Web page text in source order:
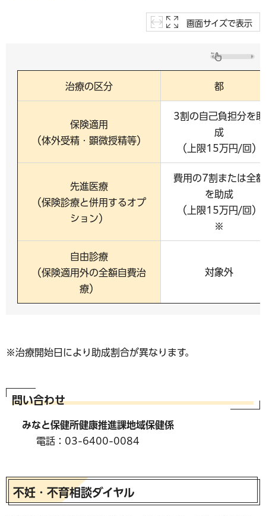
画面サイズで表示
治療の区分 都
保険適用
（体外受精・顕微授精等）
3割の自己負担分を助
成
（上限15万円/回）
先進医療
（保険診療と併用するオプ
ション）
費用の7割または全額
を助成
（上限15万円/回）
※
自由診療
（保険適用外の全額自費治
療）
対象外
※治療開始日により助成割合が異なります。
問い合わせ
みなと保健所健康推進課地域保健係
電話：03-6400-0084
不妊・不育相談ダイヤル